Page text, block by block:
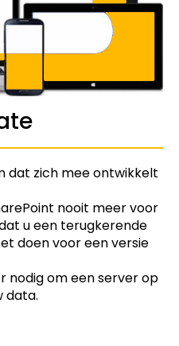
dat zich mee ontwikkelt
nooit meer voor
u een terugkerende
doen voor een versie
nodig om een server op
data.